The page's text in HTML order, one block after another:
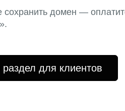
сохранить домен —
для клиентов